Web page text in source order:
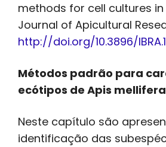
methods for cell cultures
Journal of Apicultural
http://doi.org/10.3896/
Métodos padrão para
ecótipos de Apis
Neste capítulo são
identificação das